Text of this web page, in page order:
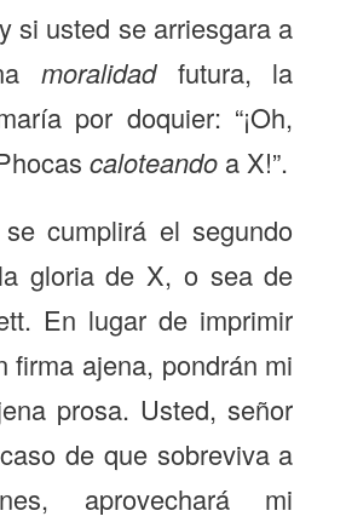
si usted se arriesgara a
moralidadfutura, la
por doquier: “¡Oh,
caloteandoa X!”.
cumplirá el segundo
gloria de X, o sea de
En lugar de imprimir
firma ajena, pondrán mi
prosa. Usted, señor
de que sobreviva a
aprovechará mi